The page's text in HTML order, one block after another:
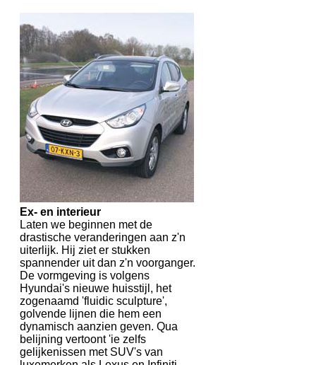
Ex- en interieur
Laten we beginnen met de
drastische veranderingen aan z'n
uiterlijk. Hij ziet er stukken
spannender uit dan z'n voorganger.
De vormgeving is volgens
Hyundai's nieuwe huisstijl, het
zogenaamd 'fluidic sculpture',
golvende lijnen die hem een
dynamisch aanzien geven. Qua
belijning vertoont 'ie zelfs
gelijkenissen met SUV's van